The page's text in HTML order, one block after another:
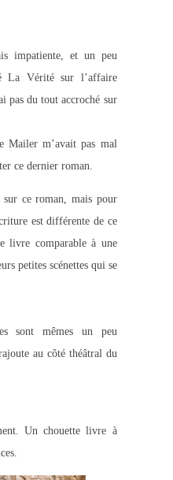
impatiente, et un peu
La Vérité sur l’affaire
pas du tout accroché sur
Mailer m’avait pas mal
ce dernier roman.
sur ce roman, mais pour
est différente de ce
livre comparable à une
petites scénettes qui se
sont mêmes un peu
au côté théâtral du
Un chouette livre à